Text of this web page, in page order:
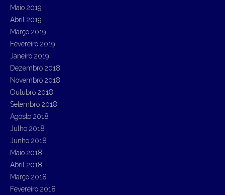
Maio 2019
Abril 2019
Março 2019
Fevereiro 2019
Janeiro 2019
Dezembro 2018
Novembro 2018
Outubro 2018
Setembro 2018
Agosto 2018
Julho 2018
Junho 2018
Maio 2018
Abril 2018
Março 2018
Fevereiro 2018